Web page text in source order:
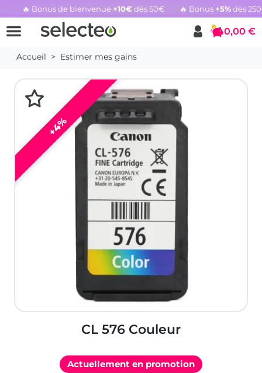
🔥 Bonus de bienvenue +10€ dès 50€ 🔥 Bonus +5%dès
Rachat cartouche vide, voir l'offre promotionnelle
Panier
0,00 €
Accueil Estimer mes gains
+4%
CL 576 Couleur
Actuellement en promotion